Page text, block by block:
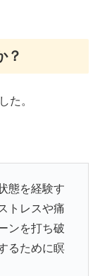
？
た。
態を経験す
トレスや痛
ンを打ち破
るために瞑